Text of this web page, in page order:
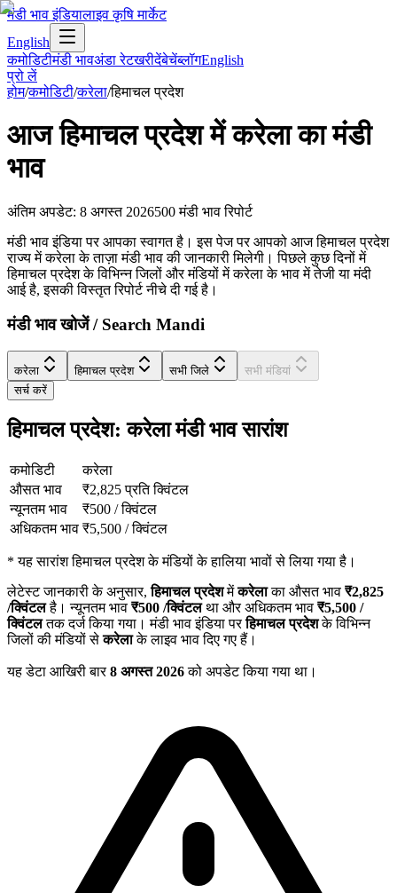
मंडी भाव इंडियालाइव कृषि मार्केट
English
कमोडिटीमंडी भावअंडा रेटखरीदेंबेचेंब्लॉगEnglish
प्रो लें
होम/कमोडिटी/करेला/हिमाचल प्रदेश
आजहिमाचल प्रदेशमेंकरेलाका मंडी
भाव
अंतिम अपडेट: 8 अगस्त 2026500 मंडी भाव रिपोर्ट
मंडी भाव इंडिया पर आपका स्वागत है। इस पेज पर आपको आज हिमाचल प्रदेश
राज्य में करेला के ताज़ा मंडी भाव की जानकारी मिलेगी। पिछले कुछ दिनों में
हिमाचल प्रदेश के विभिन्न जिलों और मंडियों में करेला के भाव में तेजी या मंदी
आई है, इसकी विस्तृत रिपोर्ट नीचे दी गई है।
मंडी भाव खोजें / Search Mandi
करेला हिमाचल प्रदेश सभी जिले
सभी मंडियां
सर्च करें
हिमाचल प्रदेश: करेला मंडी भाव सारांश
कमोडिटी
करेला
औसत भाव
₹2,825 प्रति क्विंटल
न्यूनतम भाव
₹500 /क्विंटल
अधिकतम भाव ₹5,500 /क्विंटल
*यह सारांश हिमाचल प्रदेश के मंडियों के हालिया भावों से लिया गया है।
लेटेस्ट जानकारी के अनुसार,हिमाचल प्रदेशमेंकरेलाका औसत भाव ₹2,825
/क्विंटलहै। न्यूनतम भाव ₹500 /क्विंटलथा और अधिकतम भाव ₹5,500 /
क्विंटलतक दर्ज किया गया। मंडी भाव इंडिया परहिमाचल प्रदेशके विभिन्न
जिलों की मंडियों सेकरेलाके लाइव भाव दिए गए हैं।
यह डेटा आखिरी बार8 अगस्त 2026को अपडेट किया गया था।